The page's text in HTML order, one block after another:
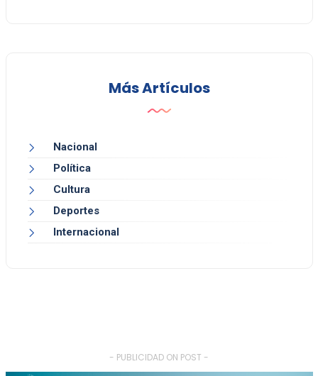
Más Artículos
Nacional
Política
Cultura
Deportes
Internacional
- PUBLICIDAD ON POST -